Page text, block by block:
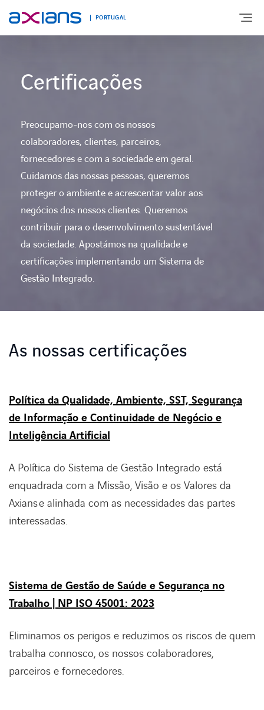
PORTUGAL
EXPERTISE
INDUSTRIES
DIGITAL OFFER
BLOG
AXIANS
DIGITAL OFFER
BLOG
AXIANS
Certificações
Preocupamo-nos com os nossos
colaboradores, clientes, parceiros,
fornecedores e com a sociedade em geral.
Cuidamos das nossas pessoas, queremos
proteger o ambiente e acrescentar valor aos
negócios dos nossos clientes. Queremos
contribuir para o desenvolvimento sustentável
da sociedade. Apostámos na qualidade e
certificações implementando um Sistema de
Gestão Integrado.
As nossas certificações
Política da Qualidade, Ambiente, SST, Segurança
de Informação e Continuidade de Negócio e
Inteligência Artificial
A Política do Sistema de Gestão Integrado está
enquadrada com a Missão, Visão e os Valores da
Axians e alinhada com as necessidades das partes
interessadas.
Sistema de Gestão de Saúde e Segurança no
Trabalho | NP ISO 45001: 2023
Eliminamos os perigos e reduzimos os riscos de quem
trabalha connosco, os nossos colaboradores,
parceiros e fornecedores.